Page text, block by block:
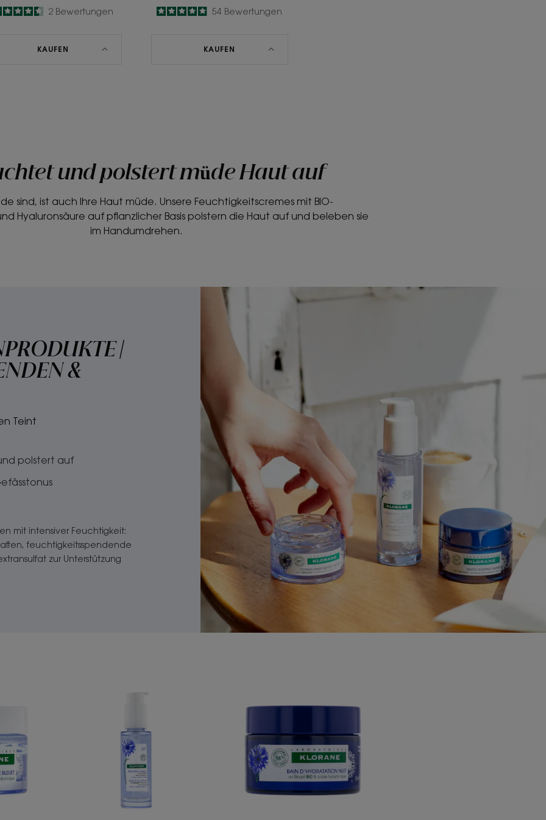
4.5
/
5
2 Bewertungen
KAUFEN
4.9
/
5
54 Bewertungen
KAUFEN
und polstert müde Haut auf
sind, ist auch Ihre Haut müde. Unsere Feuchtigkeitscremes mit BIO-
Hyaluronsäure auf pflanzlicher Basis polstern die Haut auf und beleben sie
im Handumdrehen.
|
&
Teint
polstert auf
mit intensiver Feuchtigkeit:
feuchtigkeitsspendende
zur Unterstützung
Nachtmaske